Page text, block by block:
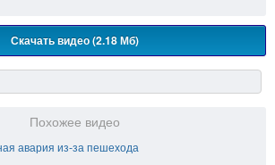
Скачать видео (2.18 Мб)
Похожее видео
авария из-за пешехода